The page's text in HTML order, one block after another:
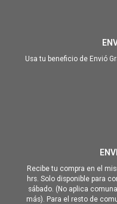
Usa tu beneficio de Envió
Recibe tu compra en el
hrs. Solo disponible para
sábado. (No aplica
más). Para el resto de